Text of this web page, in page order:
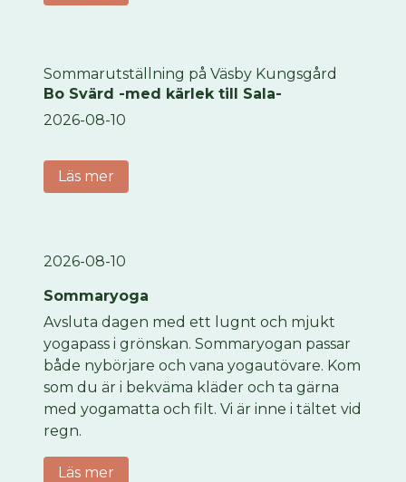
2026-08-10
Bo Svärd -med kärlek till Sala-
Sommarutställning på Väsby Kungsgård
Läs mer
2026-08-10
Sommaryoga
Avsluta dagen med ett lugnt och mjukt
yogapass i grönskan. Sommaryogan passar
både nybörjare och vana yogautövare. Kom
som du är i bekväma kläder och ta gärna
med yogamatta och filt. Vi är inne i tältet vid
regn.
Läs mer